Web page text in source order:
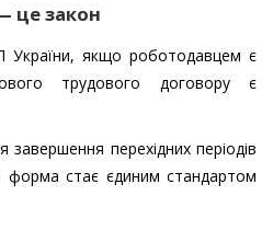
це закон
України, якщо роботодавцем є
трудового договору є
перехідних періодів
форма стає єдиним стандартом